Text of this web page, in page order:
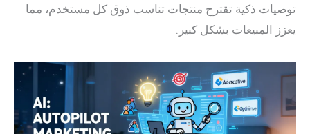
توصيات ذكية تقترح منتجات تناسب ذوق كل مستخدم، مما
يعزز المبيعات بشكل كبير.